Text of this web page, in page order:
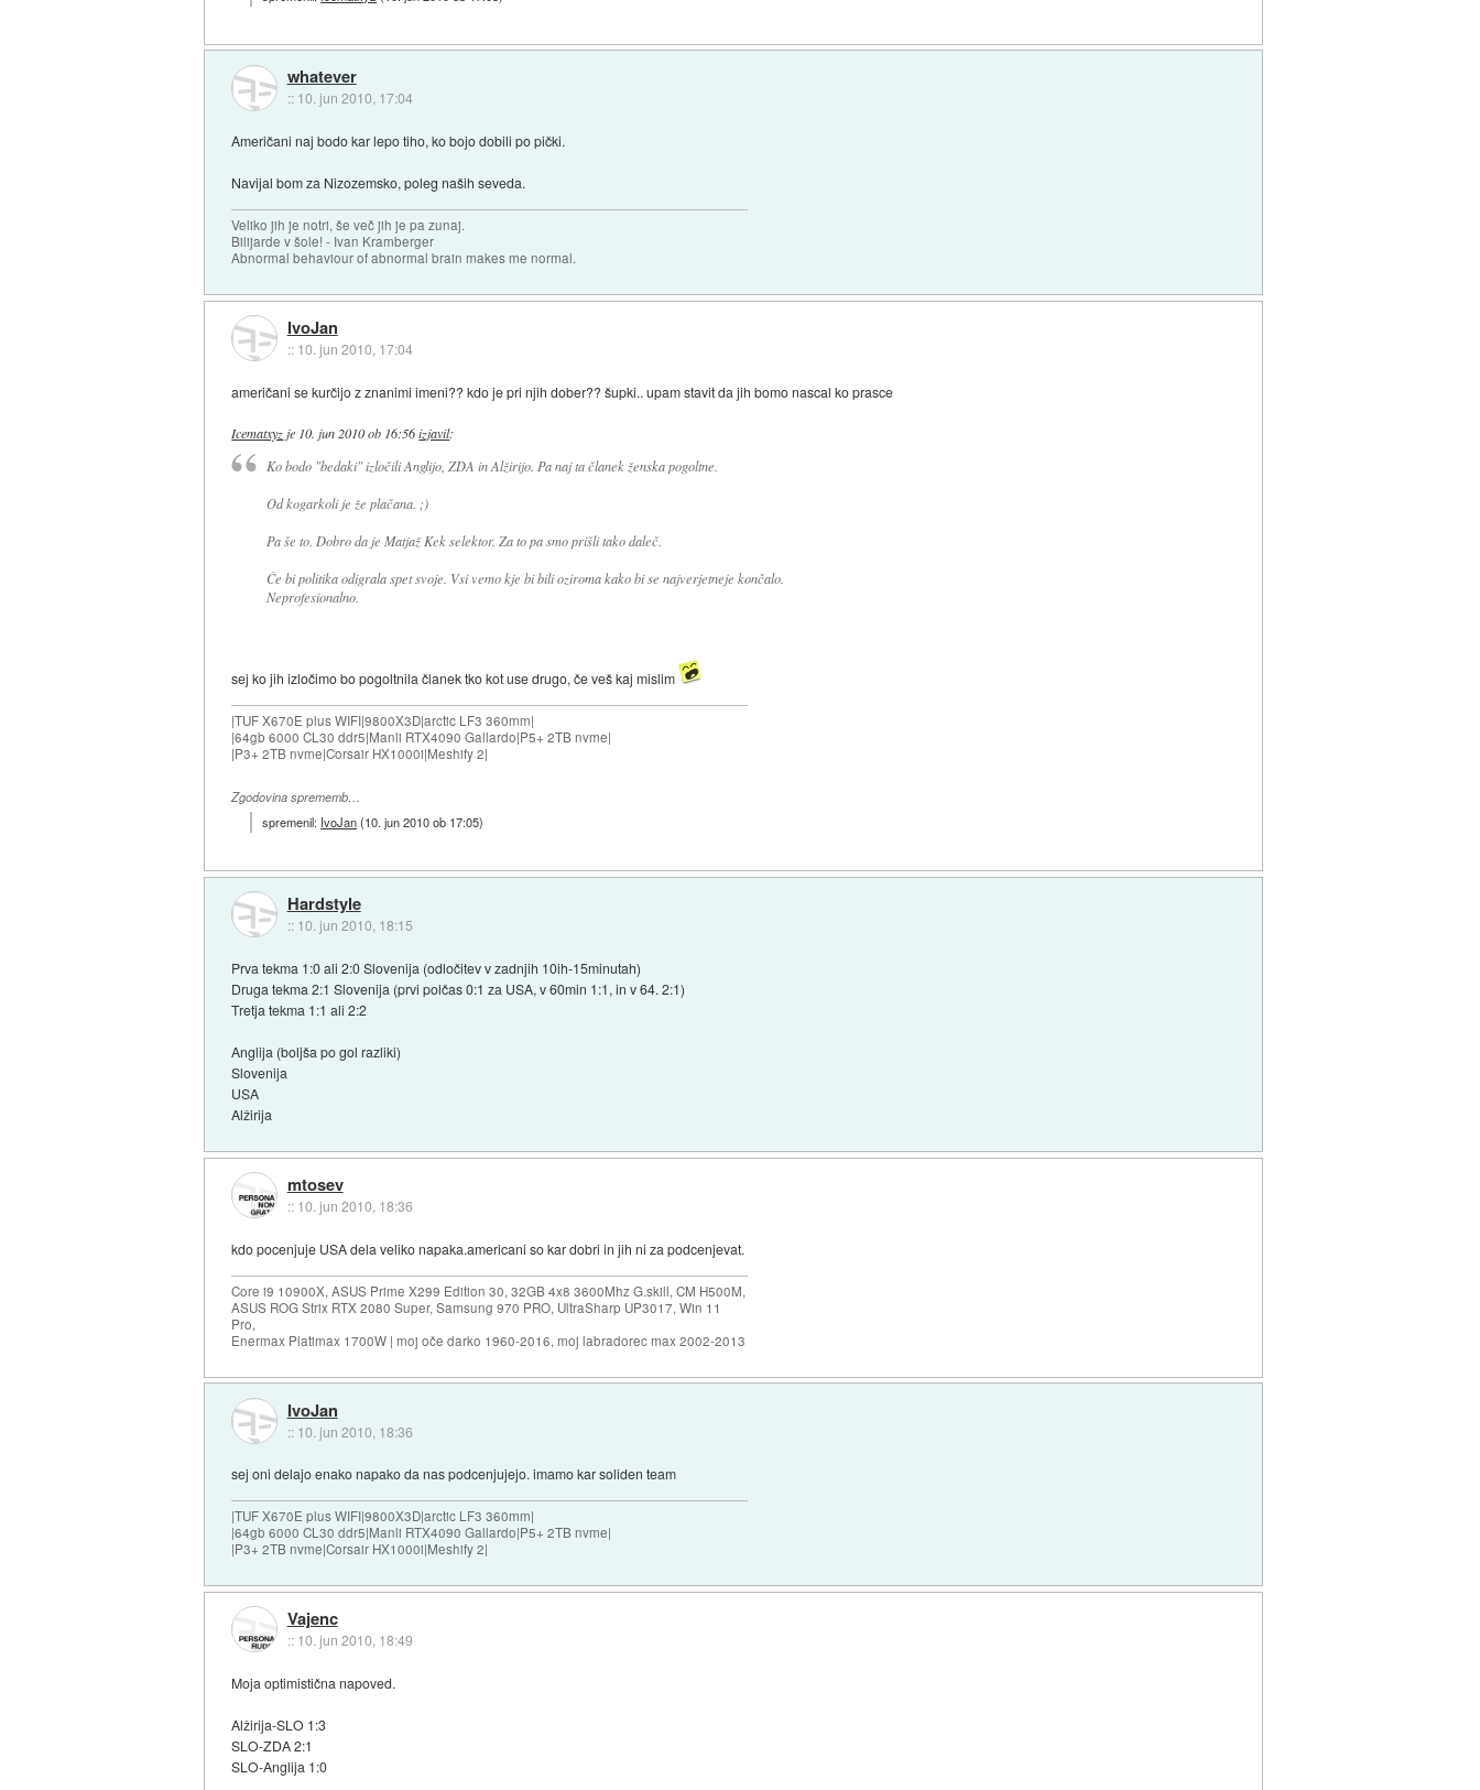
whatever
:: 10. jun 2010, 17:04
Američani naj bodo kar lepo tiho, ko bojo dobili po pički.
Navijal bom za Nizozemsko, poleg naših seveda.
Veliko jih je notri, še več jih je pa zunaj.
Bilijarde v šole! - Ivan Kramberger
Abnormal behaviour of abnormal brain makes me normal.
IvoJan
:: 10. jun 2010, 17:04
američani se kurčijo z znanimi imeni?? kdo je pri njih dober?? šupki.. upam stavit da jih bomo nascal ko prasce
Icematxyz je 10. jun 2010 ob 16:56 izjavil:
Ko bodo "bedaki" izločili Anglijo, ZDA in Alžirijo. Pa naj ta članek ženska pogoltne.
Od kogarkoli je že plačana. ;)
Pa še to. Dobro da je Matjaž Kek selektor. Za to pa smo prišli tako daleč.
Če bi politika odigrala spet svoje. Vsi vemo kje bi bili oziroma kako bi se najverjetneje končalo.
Neprofesionalno.
sej ko jih izločimo bo pogoltnila članek tko kot use drugo, če veš kaj mislim
|TUF X670E plus WIFI|9800X3D|arctic LF3 360mm|
|64gb 6000 CL30 ddr5|Manli RTX4090 Gallardo|P5+ 2TB nvme|
|P3+ 2TB nvme|Corsair HX1000i|Meshify 2|
Zgodovina sprememb…
spremenil: IvoJan(10. jun 2010 ob 17:05)
Hardstyle
:: 10. jun 2010, 18:15
Prva tekma 1:0 ali 2:0 Slovenija (odločitev v zadnjih 10ih-15minutah)
Druga tekma 2:1 Slovenija (prvi polčas 0:1 za USA, v 60min 1:1, in v 64. 2:1)
Tretja tekma 1:1 ali 2:2
Anglija (boljša po gol razliki)
Slovenija
USA
Alžirija
mtosev
:: 10. jun 2010, 18:36
kdo pocenjuje USA dela veliko napaka.americani so kar dobri in jih ni za podcenjevat.
Core i9 10900X, ASUS Prime X299 Edition 30, 32GB 4x8 3600Mhz G.skill, CM H500M,
ASUS ROG Strix RTX 2080 Super, Samsung 970 PRO, UltraSharp UP3017, Win 11
Pro,
Enermax Platimax 1700W | moj oče darko 1960-2016, moj labradorec max 2002-2013
IvoJan
:: 10. jun 2010, 18:36
sej oni delajo enako napako da nas podcenjujejo. imamo kar soliden team
|TUF X670E plus WIFI|9800X3D|arctic LF3 360mm|
|64gb 6000 CL30 ddr5|Manli RTX4090 Gallardo|P5+ 2TB nvme|
|P3+ 2TB nvme|Corsair HX1000i|Meshify 2|
Vajenc
:: 10. jun 2010, 18:49
Moja optimistična napoved.
Alžirija-SLO 1:3
SLO-ZDA 2:1
SLO-Anglija 1:0